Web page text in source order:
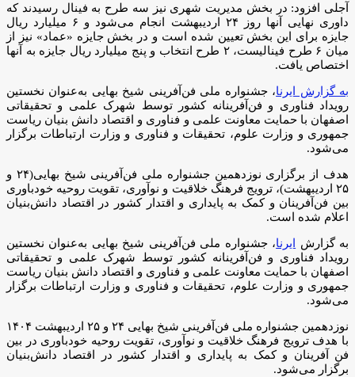
آجلی افزود: در بخش مدیریت شهری نیز سه طرح به فینال رسیدند که
داوری نهایی آنها روز ۲۴ اردیبهشت انجام می‌شود و ۶ میلیارد ریال
جایزه برای این بخش تعیین شده است و در بخش جایزه «عماد» نیز از
میان ۶ طرح فینالیست، ۲ طرح انتخاب و پنج میلیارد ریال جایزه به آنها
اختصاص یافت.
به گزارش ایرنا، جشنواره ملی فن‌آفرینی شیخ بهایی به‌عنوان نخستین
رویداد فناوری و فن‌آفرینانه کشور توسط شهرک علمی و تحقیقاتی
اصفهان با حمایت معاونت علمی و فناوری و اقتصاد دانش بنیان ریاست
جمهوری و وزارت علوم، تحقیقات و فناوری و وزارت ارتباطات برگزار
می‌شود.
هدف از برگزاری نوزدهمین جشنواره ملی فن‌آفرینی شیخ‌ بهایی(۲۴ و
۲۵ اردیبهشت‌)، ترویج فرهنگ خلاقیت و نوآوری، تقویت روحیه خودباوری
بین فن‌آفرینان و کمک به پایداری و اقتدار کشور در اقتصاد دانش‌بنیان
اعلام شده است.
به گزارش ایرنا، جشنواره ملی فن‌آفرینی شیخ بهایی به‌عنوان نخستین
رویداد فناوری و فن‌آفرینانه کشور توسط شهرک علمی و تحقیقاتی
اصفهان با حمایت معاونت علمی و فناوری و اقتصاد دانش بنیان ریاست
جمهوری و وزارت علوم، تحقیقات و فناوری و وزارت ارتباطات برگزار
می‌شود.
نوزدهمین جشنواره ملی فن‌آفرینی شیخ‌ بهایی ۲۴ و ۲۵ اردیبهشت‌ ۱۴۰۴
با هدف ترویج فرهنگ خلاقیت و نوآوری، تقویت روحیه خودباوری در بین
فن‌ آفرینان و کمک به پایداری و اقتدار کشور در اقتصاد دانش‌بنیان
برگزار می‌شود.